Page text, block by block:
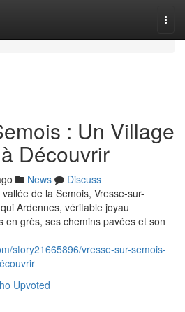
: Un Village
Découvrir
News
Discuss
de la Semois, Vresse-sur-
Ardennes, véritable joyau
en grès, ses chemins pavées et son
story21665896/vresse-sur-semois-
Upvoted